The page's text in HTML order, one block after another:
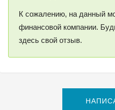
К сожалению, на данный
финансовой компании.
здесь свой отзыв.